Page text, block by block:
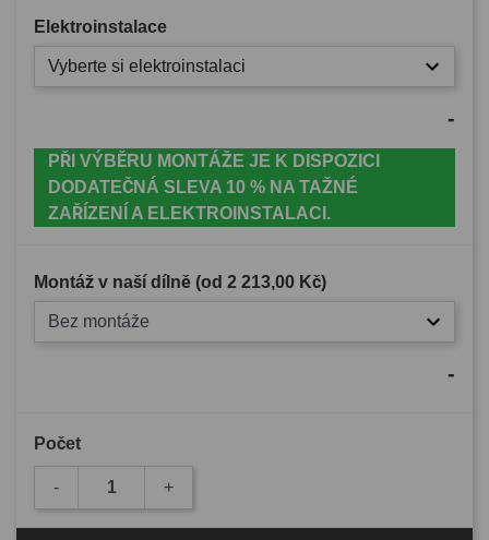
Elektroinstalace
Vyberte si elektroinstalaci
-
PŘI VÝBĚRU MONTÁŽE JE K DISPOZICI
DODATEČNÁ SLEVA 10 % NA TAŽNÉ
ZAŘÍZENÍ A ELEKTROINSTALACI.
Montáž v naší dílně (od 2 213,00 Kč)
Bez montáže
-
Počet
- +